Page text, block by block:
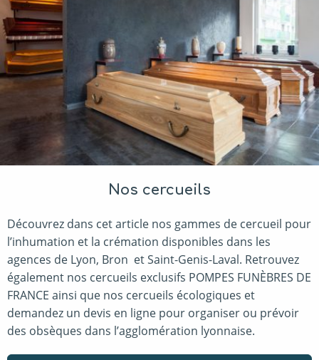
Nos cercueils
Découvrez dans cet article nos gammes de cercueil pour
l’inhumation et la crémation disponibles dans les
agences de Lyon, Bron et Saint-Genis-Laval. Retrouvez
également nos cercueils exclusifs POMPES FUNÈBRES DE
FRANCE ainsi que nos cercueils écologiques et
demandez un devis en ligne pour organiser ou prévoir
des obsèques dans l’agglomération lyonnaise.